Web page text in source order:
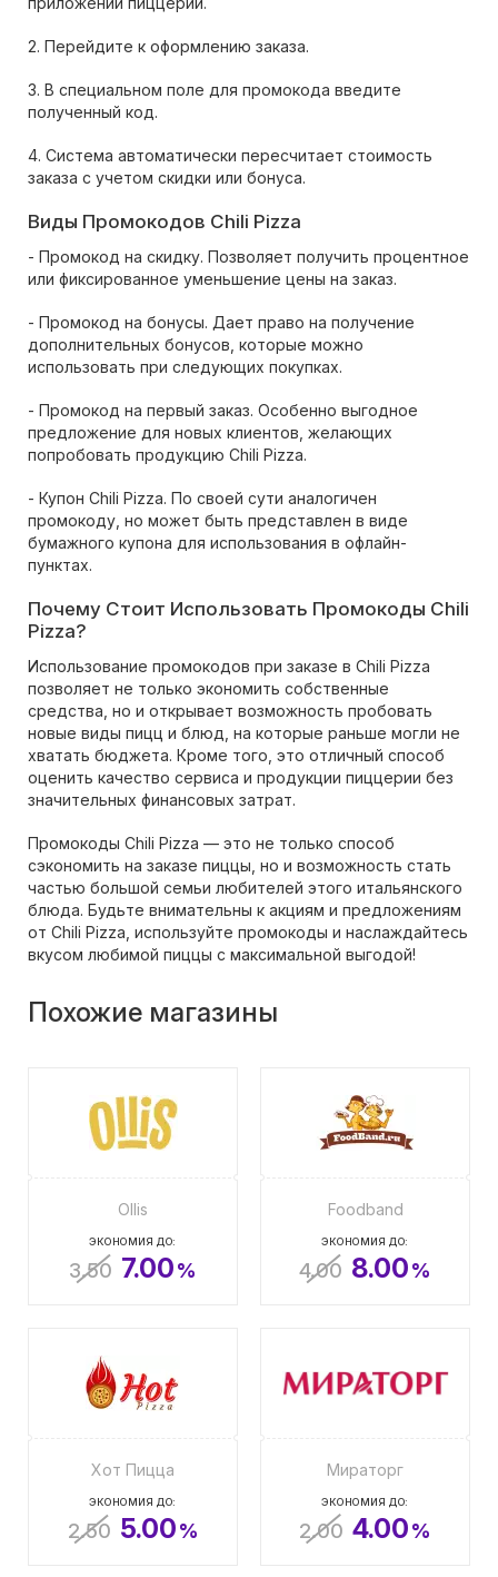
2. Перейдите к оформлению заказа.
3. В специальном поле для промокода введите
полученный код.
4. Система автоматически пересчитает стоимость
заказа с учетом скидки или бонуса.
Виды Промокодов Chili Pizza
- Промокод на скидку. Позволяет получить процентное
или фиксированное уменьшение цены на заказ.
- Промокод на бонусы. Дает право на получение
дополнительных бонусов, которые можно
использовать при следующих покупках.
- Промокод на первый заказ. Особенно выгодное
предложение для новых клиентов, желающих
попробовать продукцию Chili Pizza.
- Купон Chili Pizza. По своей сути аналогичен
промокоду, но может быть представлен в виде
бумажного купона для использования в офлайн-
пунктах.
Почему Стоит Использовать Промокоды Chili
Pizza?
Использование промокодов при заказе в Chili Pizza
позволяет не только экономить собственные
средства, но и открывает возможность пробовать
новые виды пицц и блюд, на которые раньше могли не
хватать бюджета. Кроме того, это отличный способ
оценить качество сервиса и продукции пиццерии без
значительных финансовых затрат.
Промокоды Chili Pizza — это не только способ
сэкономить на заказе пиццы, но и возможность стать
частью большой семьи любителей этого итальянского
блюда. Будьте внимательны к акциям и предложениям
от Chili Pizza, используйте промокоды и наслаждайтесь
вкусом любимой пиццы с максимальной выгодой!
Похожие магазины
Ollis
ЭКОНОМИЯ ДО:
3.50 7.00%
Foodband
ЭКОНОМИЯ ДО:
4.00 8.00%
Хот Пицца
ЭКОНОМИЯ ДО:
2.50 5.00%
Мираторг
ЭКОНОМИЯ ДО:
2.00 4.00%